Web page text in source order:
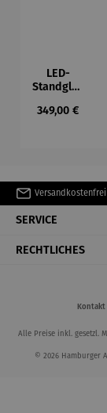
LED-
Standglob
Light
Regulärer
349,00 €
SERVICE
RECHTLICHES
Kontakt
Alle Preise inkl. gesetzl.
© 2026 Hamburger